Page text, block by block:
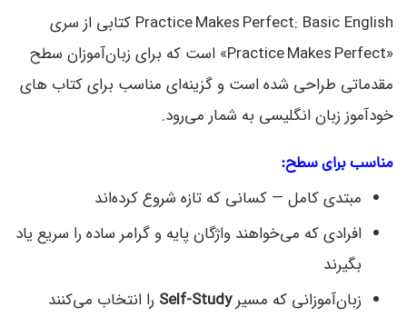
Practice Makes Perfect: Basic English کتابی از سری
«Practice Makes Perfect» است که برای زبان‌آموزان سطح
مقدماتی طراحی شده است و گزینه‌ای مناسب برای کتاب های
خودآموز زبان انگلیسی به شمار می‌رود.
مناسب برای سطح:
مبتدی کامل — کسانی که تازه شروع کرده‌اند
افرادی که می‌خواهند واژگان پایه و گرامر ساده را سریع یاد
بگیرند
زبان‌آموزانی که مسیرSelf‑Study را انتخاب می‌کنند